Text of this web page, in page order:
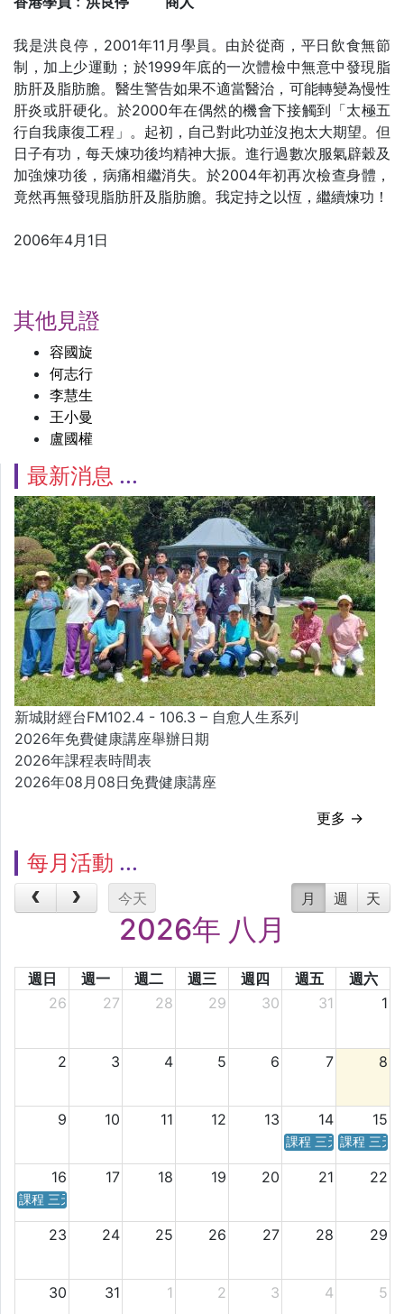
我是洪良停，2001年11月學員。由於從商，平日飲食無節
制，加上少運動；於1999年底的一次體檢中無意中發現脂
肪肝及脂肪膽。醫生警告如果不適當醫治，可能轉變為慢性
肝炎或肝硬化。於2000年在偶然的機會下接觸到「太極五
行自我康復工程」。起初，自己對此功並沒抱太大期望。但
日子有功，每天煉功後均精神大振。進行過數次服氣辟穀及
加強煉功後，病痛相繼消失。於2004年初再次檢查身體，
竟然再無發現脂肪肝及脂肪膽。我定持之以恆，繼續煉功！
2006年4月1日
其他見證
容國旋
何志行
李慧生
王小曼
盧國權
最新消息
新城財經台FM102.4 - 106.3 – 自愈人生系列
2026年免費健康講座舉辦日期
2026年課程表時間表
2026年08月08日免費健康講座
更多 →
每月活動
今天 月 週 天
2026年 八月
週日 週一 週二 週三 週四 週五
週六
26
27 28 29 30 31 1
2 3 4 5 6 7 8
9 10 11 12 13 14 15
課程 三天／六天 時
課程 三天
16 17 18 19 20 21 22
課程 三天／六天 時間表
23 24 25 26 27 28 29
30 31 1 2 3 4 5